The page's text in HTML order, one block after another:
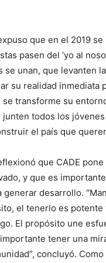
que en el 2019 se
pasen del ‘yo al
se unan, que levanten
su realidad inmediata
se transforme su
todos los
el país que
que CADE
y que es
generar desarrollo.
el tenerlo es
El propósito une
tener una
concluyó.